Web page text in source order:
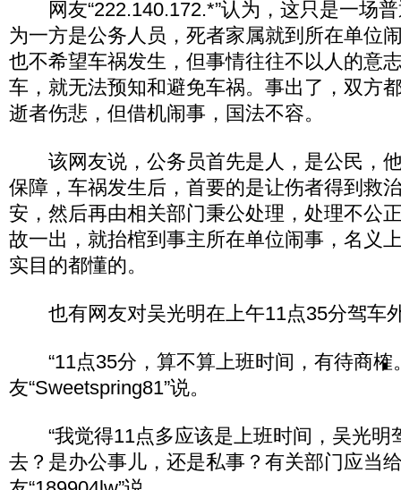
网友“222.140.172.*”认为，这只是一场普
为一方是公务人员，死者家属就到所在单位
也不希望车祸发生，但事情往往不以人的意
车，就无法预知和避免车祸。事出了，双方
逝者伤悲，但借机闹事，国法不容。
该网友说，公务员首先是人，是公民，
保障，车祸发生后，首要的是让伤者得到救
安，然后再由相关部门秉公处理，处理不公
故一出，就抬棺到事主所在单位闹事，名义
实目的都懂的。
也有网友对吴光明在上午11点35分驾车
“11点35分，算不算上班时间，有待商榷
友“Sweetspring81”说。
“我觉得11点多应该是上班时间，吴光明
去？是办公事儿，还是私事？有关部门应当